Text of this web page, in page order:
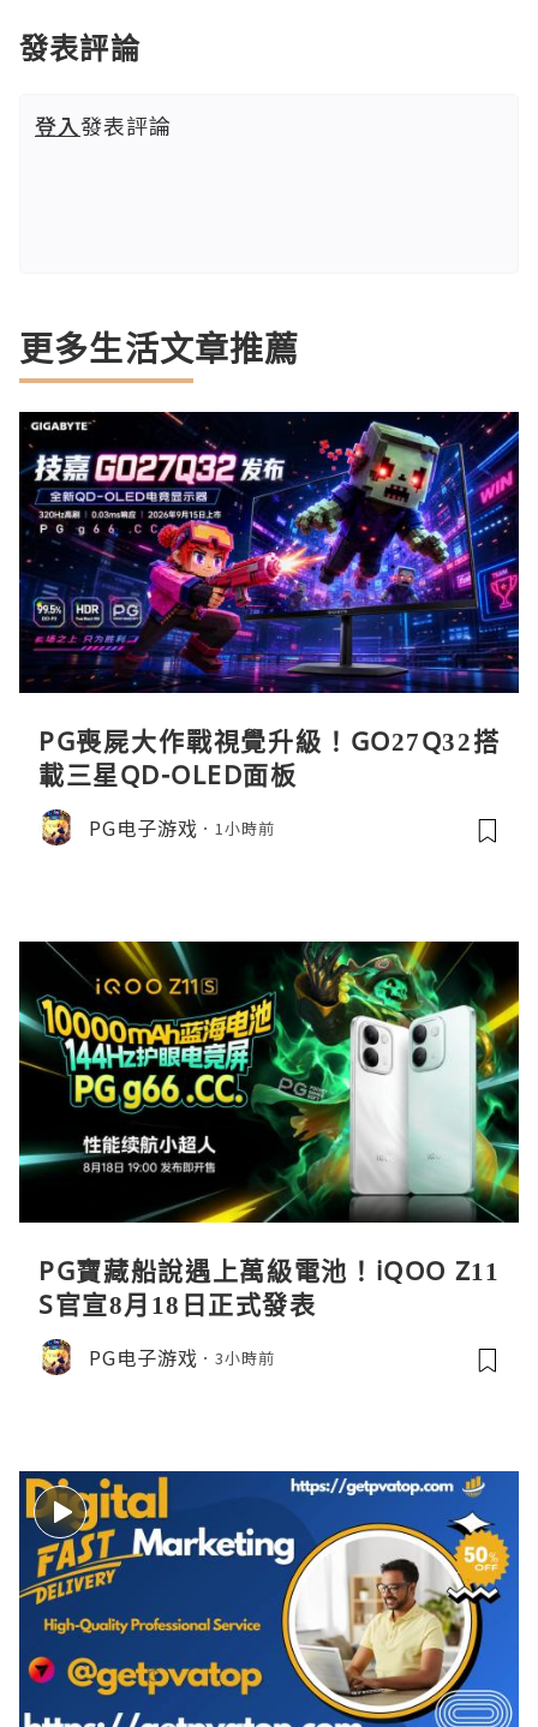
發表評論
登入發表評論
更多生活文章推薦
PG喪屍大作戰視覺升級！GO27Q32搭
載三星QD-OLED面板
PG电子游戏 1小時前
PG寶藏船說遇上萬級電池！iQOO Z11
S官宣8月18日正式發表
PG电子游戏 3小時前